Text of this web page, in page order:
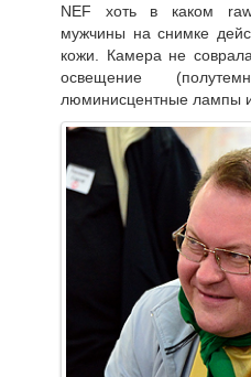
NEF хоть в каком
мужчины на снимке
кожи. Камера не
освещение
люминисцентные лампы и